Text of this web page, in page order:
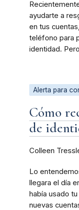
ayudarte a
en tus
teléfono para
identidad.
Alerta para
Cómo
de
Colleen
Lo
llegara el día
había usado
nuevas